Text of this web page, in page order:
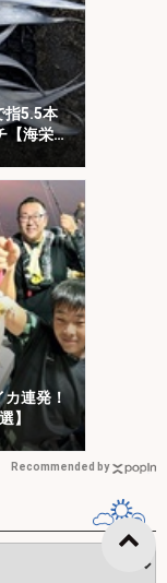
指5.5本
【海栄
連発！
】
Recommended by